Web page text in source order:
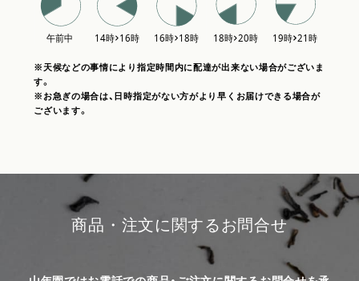
※天候などの事情により指定時間内に配達が出来ない場合がございま
す。
※お急ぎの場合は、日時指定がない方がより早くお届けできる場合が
ございます。
商品・注文に関するお問合せ